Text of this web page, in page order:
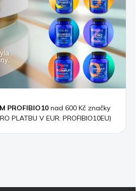
PROFIBIO10 nad 600 Kč značky
PLATBU V EUR: PROFIBIO10EU)